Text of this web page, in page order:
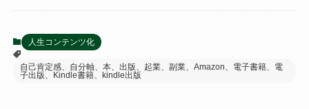
人生コンテンツ化
自己肯定感、自分軸、本、出版、起業、副業、Amazon、電子書籍、電
子出版、Kindle書籍、kindle出版